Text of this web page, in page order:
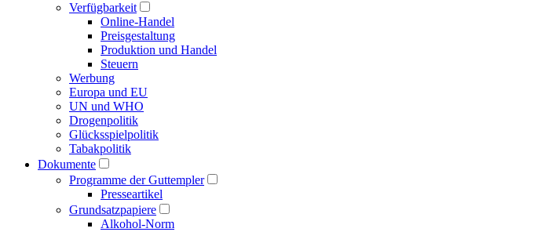
Verfügbarkeit
Online-Handel
Preisgestaltung
Produktion und Handel
Steuern
Werbung
Europa und EU
UN und WHO
Drogenpolitik
Glücksspielpolitik
Tabakpolitik
Dokumente
Programme der Guttempler
Presse­artikel
Grundsatzpapiere
Alkohol-Norm